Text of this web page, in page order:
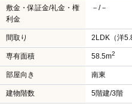
敷金・保証金/礼金・権
利金
－/－
間取り 2LDK（洋
専有面積 58.5m2
部屋向き 南東
建物階数 5階建/3階